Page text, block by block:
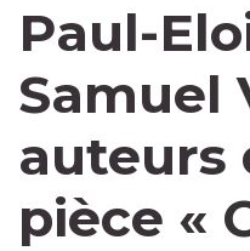
Paul-
Samuel
auteurs
pièce «